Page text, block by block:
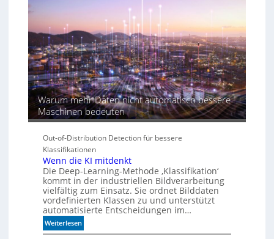
-
r
a
Warum mehr Daten nicht automatisch bessere
Maschinen bedeuten
Out-of-Distribution Detection für bessere
Klassifikationen
Wenn die KI mitdenkt
Die Deep-Learning-Methode ‚Klassifikation‘
kommt in der industriellen Bildverarbeitung
vielfältig zum Einsatz. Sie ordnet Bilddaten
vordefinierten Klassen zu und unterstützt
automatisierte Entscheidungen im…
Weiterlesen:
W